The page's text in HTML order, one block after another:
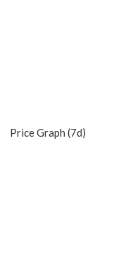
Price Graph (7d)